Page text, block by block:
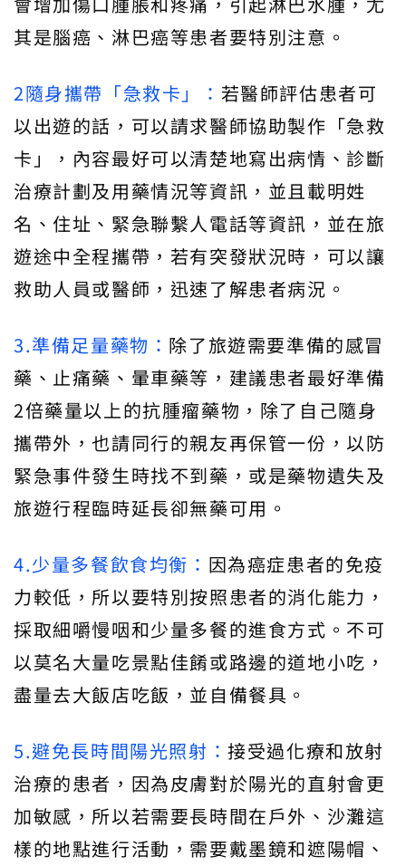
其是腦癌、淋巴癌等患者要特別注意。
2隨身攜帶「急救卡」： 若醫師評估患者可
以出遊的話，可以請求醫師協助製作「急救
卡」，內容最好可以清楚地寫出病情、診斷
治療計劃及用藥情況等資訊，並且載明姓
名、住址、緊急聯繫人電話等資訊，並在旅
遊途中全程攜帶，若有突發狀況時，可以讓
救助人員或醫師，迅速了解患者病況。
3.準備足量藥物： 除了旅遊需要準備的感冒
藥、止痛藥、暈車藥等，建議患者最好準備
2倍藥量以上的抗腫瘤藥物，除了自己隨身
攜帶外，也請同行的親友再保管一份，以防
緊急事件發生時找不到藥，或是藥物遺失及
旅遊行程臨時延長卻無藥可用。
4.少量多餐飲食均衡： 因為癌症患者的免疫
力較低，所以要特別按照患者的消化能力，
採取細嚼慢咽和少量多餐的進食方式。不可
以莫名大量吃景點佳餚或路邊的道地小吃，
盡量去大飯店吃飯，並自備餐具。
5.避免長時間陽光照射：接受過化療和放射
治療的患者，因為皮膚對於陽光的直射會更
加敏感，所以若需要長時間在戶外、沙灘這
樣的地點進行活動，需要戴墨鏡和遮陽帽、